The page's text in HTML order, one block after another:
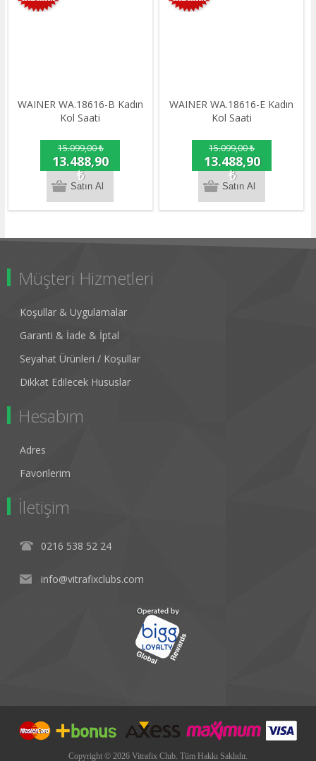
WAINER WA.18616-B Kadın
Kol Saati
15.099,00 ₺
13.488,90
₺
WAINER WA.18616-E Kadın
Kol Saati
15.099,00 ₺
13.488,90
₺
Müşteri Hizmetleri
Koşullar & Uygulamalar
Garanti & İade & İptal
Seyahat Ürünleri / Koşullar
Dikkat Edilecek Hususlar
Hesabım
Adres
Favorilerim
İletişim
0216 538 52 24
info@vitrafixclubs.com
Copyright © 2026 Vitrafix Club. Tüm Hakkı Saklıdır.